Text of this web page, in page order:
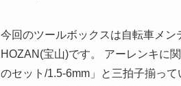
今回のツールボックスは自転車メ
HOZAN(宝山)です。 アーレンキに
のセット/1.5-6mm」と三拍子揃っ